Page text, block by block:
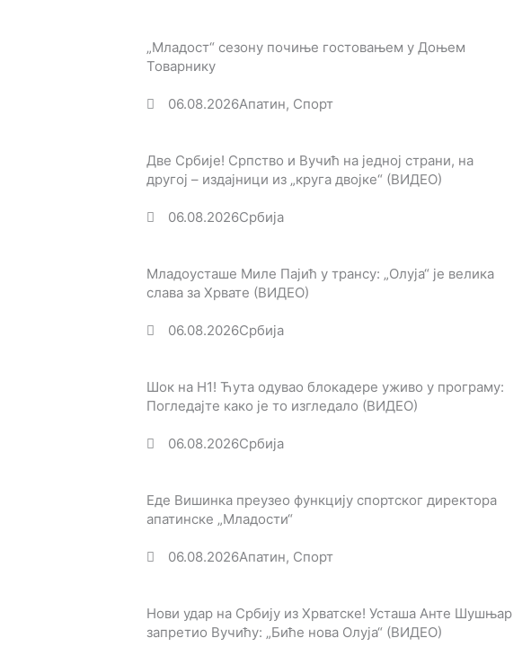
„Младост“ сезону почиње гостовањем у Доњем
Товарнику
06.08.2026Апатин, Спорт
Две Србије! Српство и Вучић на једној страни, на
другој – издајници из „круга двојке“ (ВИДЕО)
06.08.2026Србија
Младоусташе Миле Пајић у трансу: „Олуја“ је велика
слава за Хрвате (ВИДЕО)
06.08.2026Србија
Шок на Н1! Ћута одувао блокадере уживо у програму:
Погледајте како је то изгледало (ВИДЕО)
06.08.2026Србија
Еде Вишинка преузео функцију спортског директора
апатинске „Младости“
06.08.2026Апатин, Спорт
Нови удар на Србију из Хрватске! Усташа Анте Шушњар
запретио Вучићу: „Биће нова Олуја“ (ВИДЕО)